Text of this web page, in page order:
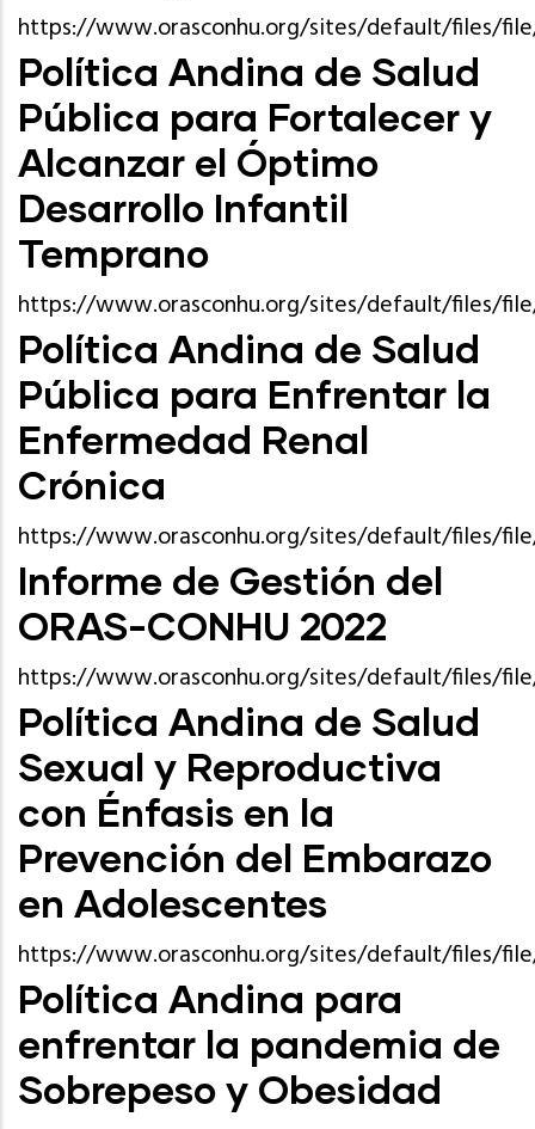
https://www.orasconhu.org/sites/default/files/
Política Andina de Salud
Pública para Fortalecer y
Alcanzar el Óptimo
Desarrollo Infantil
Temprano
https://www.orasconhu.org/sites/default/files/
Política Andina de Salud
Pública para Enfrentar la
Enfermedad Renal
Crónica
https://www.orasconhu.org/sites/default/files/
Informe de Gestión del
ORAS-CONHU 2022
https://www.orasconhu.org/sites/default/files/
Política Andina de Salud
Sexual y Reproductiva
con Énfasis en la
Prevención del Embarazo
en Adolescentes
https://www.orasconhu.org/sites/default/files/
Política Andina para
enfrentar la pandemia de
Sobrepeso y Obesidad